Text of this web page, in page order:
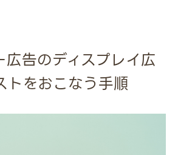
告のディスプレイ広
トをおこなう手順